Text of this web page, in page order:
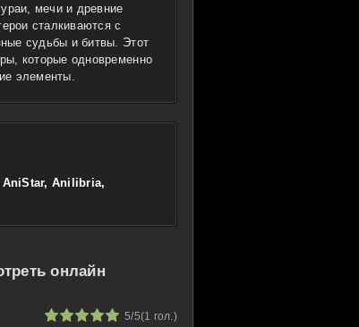
мечи и древние
сталкиваются с
судьбы и битвы. Этот
которые одновременно
элементы.
Anilibria,
онлайн
5/5(1 гол.)